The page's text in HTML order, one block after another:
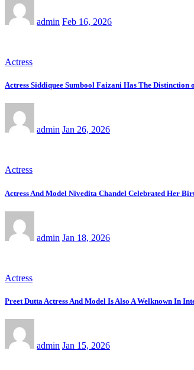
admin Feb 16, 2026
Actress
Actress Siddiquee Sumbool Faizani Has The
admin Jan 26, 2026
Actress
Actress And Model Nivedita Chandel Celebrated Her
admin Jan 18, 2026
Actress
Preet Dutta Actress And Model Is Also A Welknown In
admin Jan 15, 2026